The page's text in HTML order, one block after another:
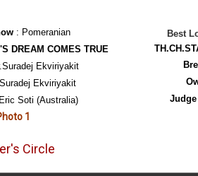
: Pomeranian
DREAM COMES TRUE
Ekviriyakit
Ekviriyakit
Soti (Australia)
1
Best
Judge
Circle